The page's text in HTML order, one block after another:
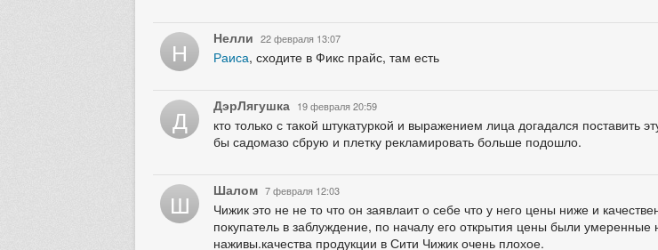
Н Нелли 22 февраля 13:07
Раиса, сходите в Фикс прайс, там есть
Д ДэрЛягушка 19 февраля 20:59
кто только с такой штукатуркой и выражением лица догадался поставить
бы садомазо сбрую и плетку рекламировать больше подошло.
Ш Шалом 7 февраля 12:03
Чижик это не не то что он заявлаит о себе что у него цены ниже и
покупатель в заблуждение, по началу его открытия цены были
наживы.качества продукции в Сити Чижик очень плохое.